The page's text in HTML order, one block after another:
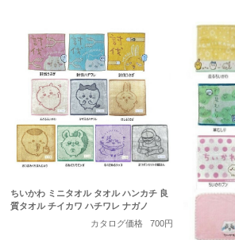
ちいかわ ミニタオル タオル ハンカチ 良
質タオル チイカワ ハチワレ ナガノ
カタログ価格
700円